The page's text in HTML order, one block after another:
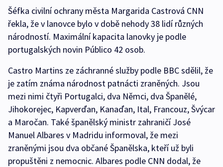
Šéfka civilní ochrany města Margarida Castrová CNN
řekla, že v lanovce bylo v době nehody 38 lidí různých
národností. Maximální kapacita lanovky je podle
portugalských novin Público 42 osob.
Castro Martins ze záchranné služby podle BBC sdělil, že
je zatím známa národnost patnácti zraněných. Jsou
mezi nimi čtyři Portugalci, dva Němci, dva Španělé,
Jihokorejec, Kapverďan, Kanaďan, Ital, Francouz, Švýcar
a Maročan. Také španělský ministr zahraničí José
Manuel Albares v Madridu informoval, že mezi
zraněnými jsou dva občané Španělska, kteří už byli
propuštěni z nemocnic. Albares podle CNN dodal, že